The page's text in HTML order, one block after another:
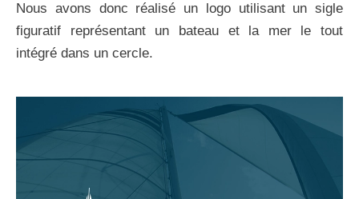
Nous avons donc réalisé un logo utilisant un sigle
figuratif représentant un bateau et la mer le tout
intégré dans un cercle.